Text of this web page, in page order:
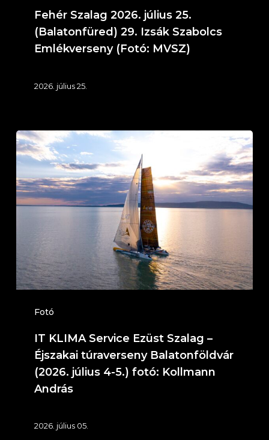
(Fotó:
MVSZ)
Fehér Szalag 2026. július 25.
(Balatonfüred) 29. Izsák Szabolcs
Emlékverseny (Fotó: MVSZ)
2026. július 25.
Fotó
IT
KLIMA
Service
Ezüst
Éjszakai
túraverseny
Balatonföldvár
(2026.
július
fotó:
András
IT KLIMA Service Ezüst Szalag –
Éjszakai túraverseny Balatonföldvár
(2026. július 4-5.) fotó: Kollmann
András
2026. július 05.